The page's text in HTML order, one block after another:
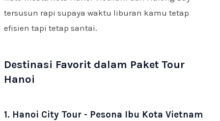
tersusun rapi supaya waktu liburan kamu tetap
efisien tapi tetap santai.
Destinasi Favorit dalam Paket Tour
Hanoi
1. Hanoi City Tour - Pesona Ibu Kota Vietnam